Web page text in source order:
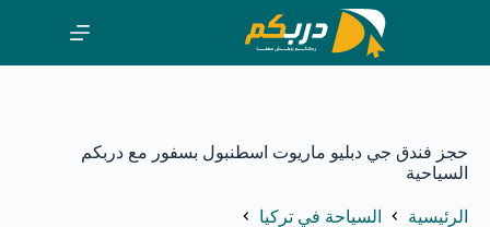
حجز فندق جي دبليو ماريوت اسطنبول بسفور مع دربكم
السياحية
الرئيسية
السياحة في تركيا